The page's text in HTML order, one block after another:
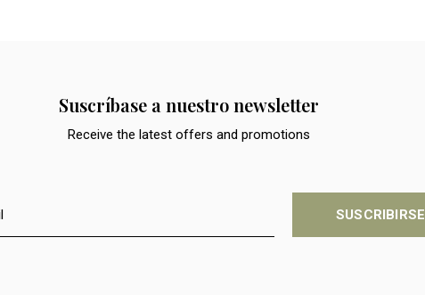
Suscríbase a nuestro newsletter
Receive the latest offers and promotions
SUSCRIBIRSE